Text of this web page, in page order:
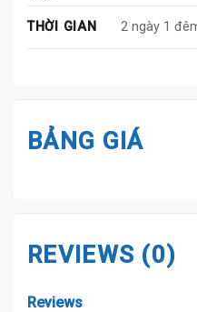
THỜI GIAN 2 ngày 1
BẢNG GIÁ
REVIEWS (0)
Reviews